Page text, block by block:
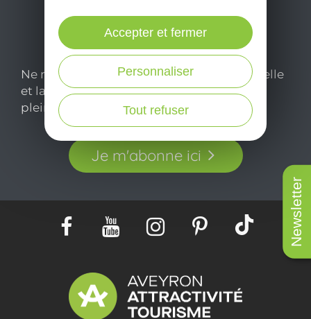
Newsletter
Ne manquez pas notre newsletter mensuelle
et laissez-vous inspirer pour profiter
pleinement de votre séjour en Aveyron.
Je m'abonne ici
Tout refuser
Personnaliser
Accepter et fermer